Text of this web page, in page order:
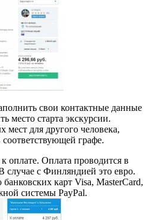
свои контактные данные
место старта экскурсии.
мест для другого человека,
соответствующей графе.
оплате. Оплата проводится в
случае с Финляндией это евро.
карт Visa, MasterCard,
системы PayPal.